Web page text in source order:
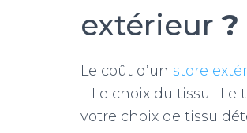
extérieur ?
Le coût d’un store
– Le choix du tissu :
votre choix de tissu